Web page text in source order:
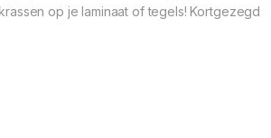
op je laminaat of tegels! Kortgezegd